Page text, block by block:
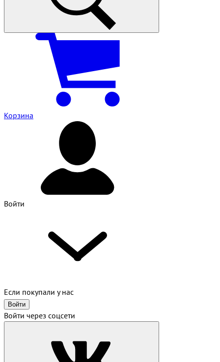
Корзина
Войти
Если покупали у нас
Войти
Войти через соцсети